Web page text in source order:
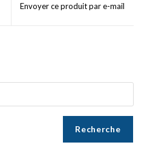
Envoyer ce produit par e-mail
Recherche